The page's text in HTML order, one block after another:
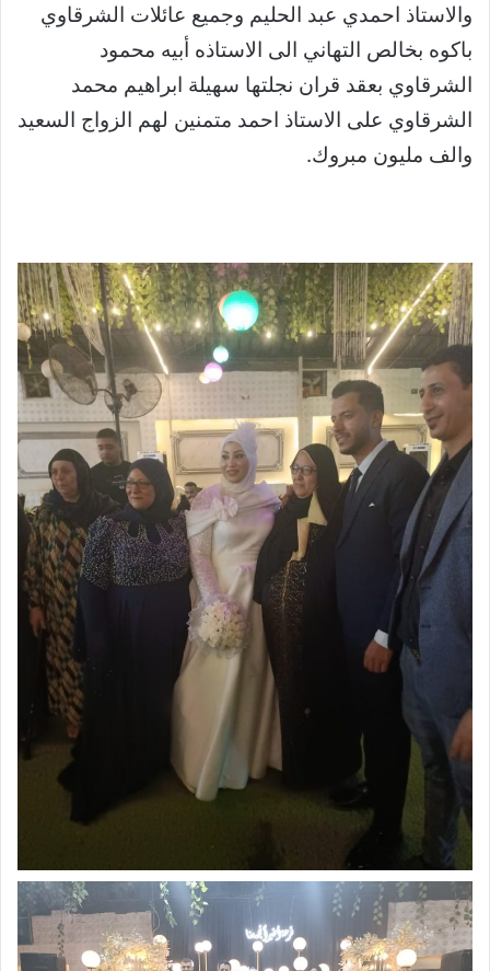
والاستاذ احمدي عبد الحليم وجميع عائلات الشرقاوي
باكوه بخالص التهاني الى الاستاذه أبيه محمود
الشرقاوي بعقد قران نجلتها سهيلة ابراهيم محمد
الشرقاوي على الاستاذ احمد متمنين لهم الزواج السعيد
والف مليون مبروك.